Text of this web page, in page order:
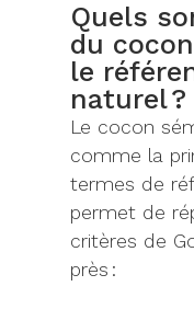
Quels
du
le
naturel ?
Le cocon
comme la
termes de
permet de
critères de
près :